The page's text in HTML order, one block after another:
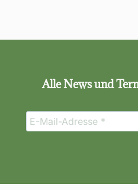
Alle News und